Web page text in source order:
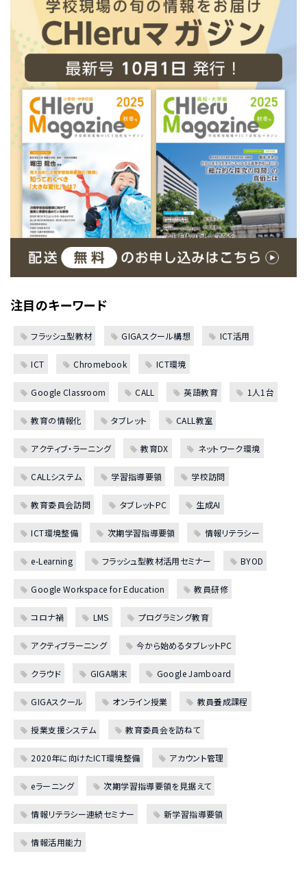
注目のキーワード
フラッシュ型教材 GIGAスクール構想 ICT活用
ICT Chromebook ICT環境
Google Classroom CALL 英語教育 1人1台
教育の情報化 タブレット CALL教室
アクティブ・ラーニング 教育DX ネットワーク環境
CALLシステム 学習指導要領 学校訪問
教育委員会訪問 タブレットPC 生成AI
ICT環境整備 次期学習指導要領 情報リテラシー
e-Learning フラッシュ型教材活用セミナー BYOD
Google Workspace for Education 教員研修
コロナ禍 LMS プログラミング教育
アクティブラーニング 今から始めるタブレットPC
クラウド GIGA端末 Google Jamboard
GIGAスクール オンライン授業 教員養成課程
授業支援システム 教育委員会を訪ねて
2020年に向けたICT環境整備 アカウント管理
eラーニング 次期学習指導要領を見据えて
情報リテラシー連続セミナー 新学習指導要領
情報活用能力